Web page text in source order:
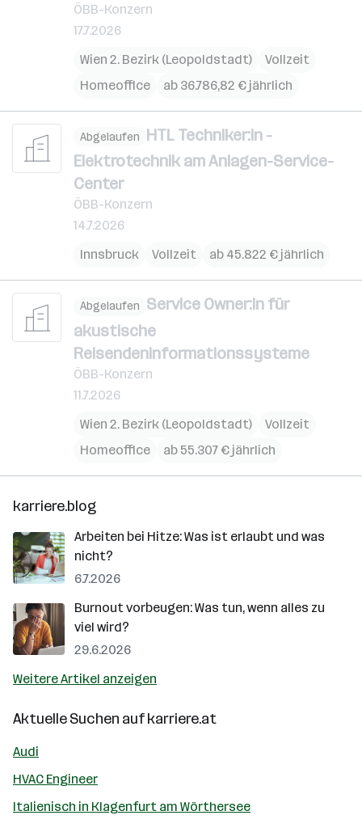
ÖBB-Konzern
17.7.2026
Wien 2. Bezirk (Leopoldstadt)
Vollzeit
Homeoffice
ab 36.786,82 € jährlich
Abgelaufen HTL Techniker:in -
Elektrotechnik am Anlagen-Service-
Center
ÖBB-Konzern
14.7.2026
Innsbruck
Vollzeit ab 45.822 € jährlich
Abgelaufen Service Owner:in für
akustische
Reisendeninformationssysteme
ÖBB-Konzern
11.7.2026
Wien 2. Bezirk (Leopoldstadt)
Vollzeit
Homeoffice
ab 55.307 € jährlich
karriere.blog
Arbeiten bei Hitze: Was ist erlaubt und was
nicht?
6.7.2026
Burnout vorbeugen: Was tun, wenn alles zu
viel wird?
29.6.2026
Weitere Artikel anzeigen
Aktuelle Suchen aufkarriere.at
Audi
HVAC Engineer
Italienisch in Klagenfurt am Wörthersee